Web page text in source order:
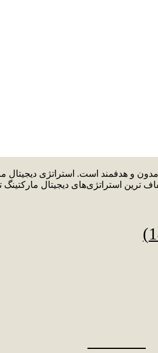
مدون و هدفمند است. استراتژی
ترین استراتژی‌های دیجیتال